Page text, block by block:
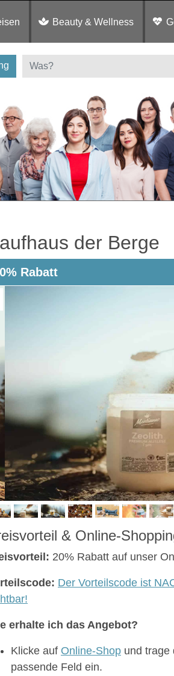
Beauty & Wellness
der Berge
Rabatt
& Online-
20% Rabatt auf unser
Der Vorteilscode ist
erhalte ich das Angebot?
Klicke auf Online-Shop und trage
passende Feld ein.